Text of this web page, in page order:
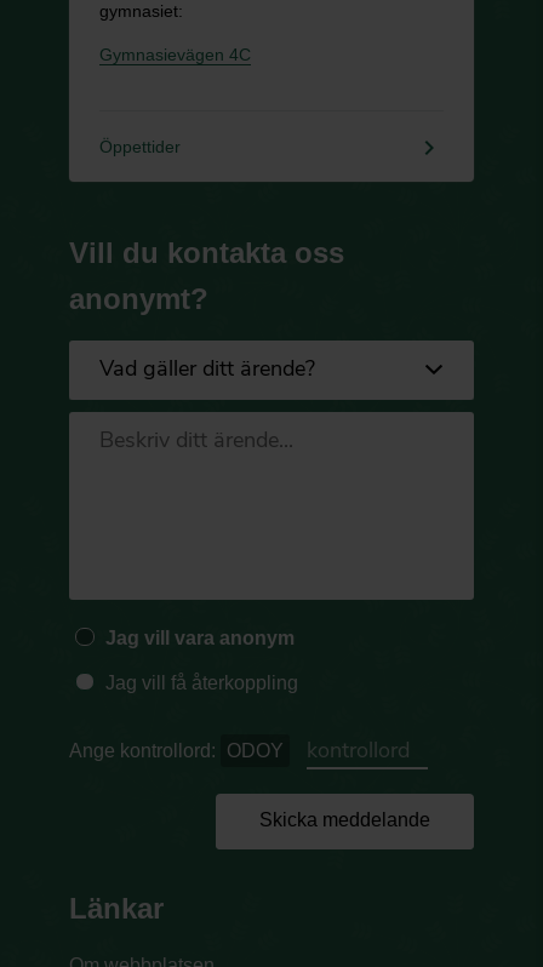
gymnasiet:
Gymnasievägen 4C
Öppettider keyboard_arrow_right
Vill du kontakta oss
anonymt?
Jag vill vara anonym
Jag vill få återkoppling
Ange kontrollord: ODOY
Skicka meddelande
Länkar